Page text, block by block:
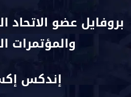
بروفايل عضو الاتحاد
والمؤتمرات
إندكس